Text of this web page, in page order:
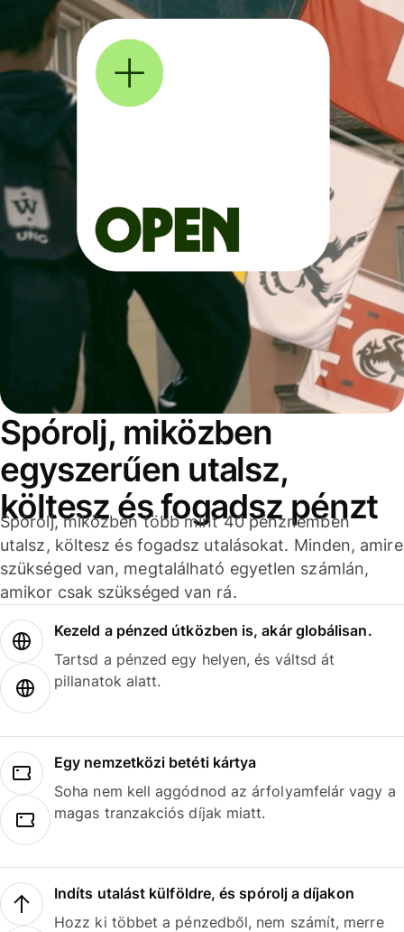
Spórolj, miközben
egyszerűen utalsz,
költesz és fogadsz pénzt
Spórolj, miközben több mint 40 pénznemben
utalsz, költesz és fogadsz utalásokat. Minden, amire
szükséged van, megtalálható egyetlen számlán,
amikor csak szükséged van rá.
Kezeld a pénzed útközben is, akár globálisan.
Tartsd a pénzed egy helyen, és váltsd át
pillanatok alatt.
Egy nemzetközi betéti kártya
Soha nem kell aggódnod az árfolyamfelár vagy a
magas tranzakciós díjak miatt.
Indíts utalást külföldre, és spórolj a díjakon
Hozz ki többet a pénzedből, nem számít, merre